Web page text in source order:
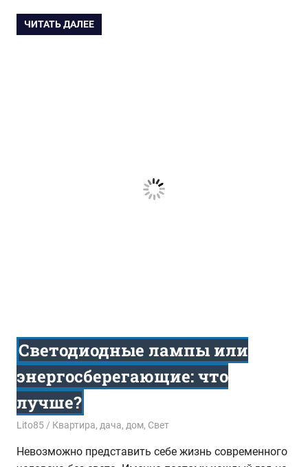
ЧИТАТЬ ДАЛЕЕ
Светодиодные лампы или
энергосберегающие: что
лучше?
27.12.2017
Lito85 Квартира, дача, дом, Свет
Невозможно представить себе жизнь современного